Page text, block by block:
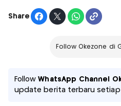
Share
Follow Okezone di
FollowWhatsApp Channel
update berita terbaru setiap